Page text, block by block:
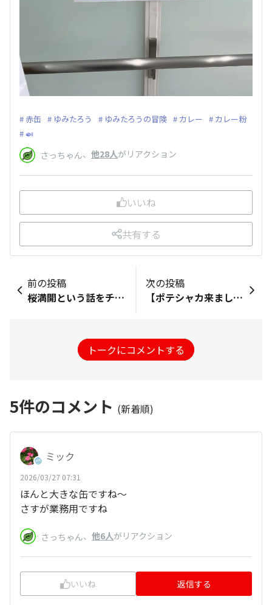
赤缶 ゆみたろう ゆみたろうの冒険 カレー
カレー粉
🍛
さっちゃん、 他28人がリアクション
いいね
共有する
前の投稿
桜満開という話をチラホラ聞きますが、 近所ではソメイヨシノはまだ三分咲きほどてすが、 枝垂れ桜が満開 気持ちの良い朝を迎えることが出来ました☺️
次の投稿
【ポテシャカ来ましたー】 夕日に照らされ…ヨドバシどっと混むからポテシャカが届きました！一緒に（別便だけど）タイプC高速充電器も来ました〜。 これで一安心。 イモもスマホもいつ取りかかれるかな。
トークにコメントする
5件のコメント (新着順)
ミック
2026/03/27 07:31
ほんと大きな缶ですね～
さすが業務用ですね
さっちゃん、 他6人がリアクション
いいね 返信する